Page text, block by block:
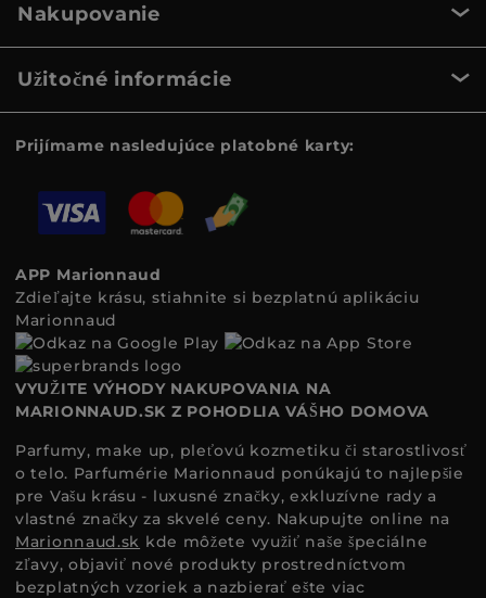
Nakupovanie
Užitočné informácie
Prijímame nasledujúce platobné karty:
APP Marionnaud
Zdieľajte krásu, stiahnite si bezplatnú aplikáciu
Marionnaud
VYUŽITE VÝHODY NAKUPOVANIA NA
MARIONNAUD.SK Z POHODLIA VÁŠHO DOMOVA
Parfumy, make up, pleťovú kozmetiku či starostlivosť
o telo. Parfumérie Marionnaud ponúkajú to najlepšie
pre Vašu krásu - luxusné značky, exkluzívne rady a
vlastné značky za skvelé ceny. Nakupujte online na
Marionnaud.sk kde môžete využiť naše špeciálne
zľavy, objaviť nové produkty prostredníctvom
bezplatných vzoriek a nazbierať ešte viac